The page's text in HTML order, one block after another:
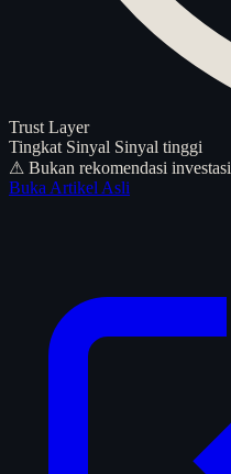
Trust Layer
Tingkat Sinyal Sinyal tinggi
⚠ Bukan rekomendasi investasi
Buka Artikel Asli